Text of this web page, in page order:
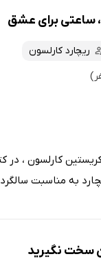
ساعتی برای عشق
ریچارد کارلسون
کارلسون ، در
به مناسبت
سخت نگیرید